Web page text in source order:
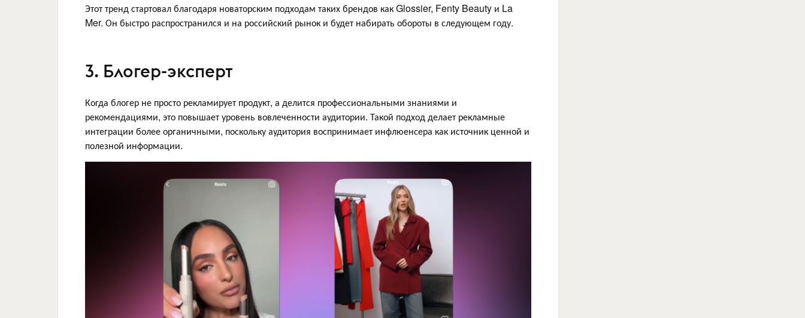
Этот тренд стартовал благодаря новаторским подходам таких брендов как Glossier, Fenty Beauty и La
Mer. Он быстро распространился и на российский рынок и будет набирать обороты в следующем году.
3. Блогер-эксперт
Когда блогер не просто рекламирует продукт, а делится профессиональными знаниями и
рекомендациями, это повышает уровень вовлеченности аудитории. Такой подход делает рекламные
интеграции более органичными, поскольку аудитория воспринимает инфлюенсера как источник ценной и
полезной информации.